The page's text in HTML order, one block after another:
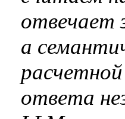
отвечает
а
ответа